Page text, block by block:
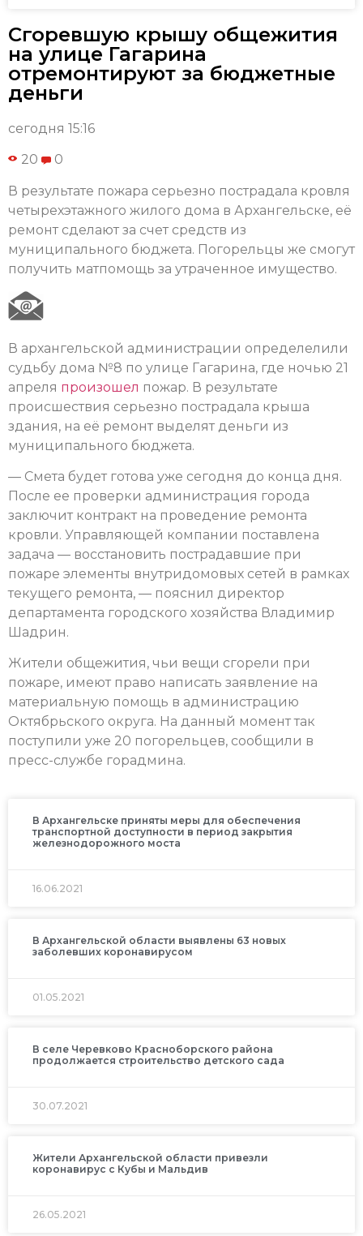
Сгоревшую крышу общежития
на улице Гагарина
отремонтируют за бюджетные
деньги
сегодня 15:16
20 0
В результате пожара серьезно пострадала кровля
четырехэтажного жилого дома в Архангельске, её
ремонт сделают за счет средств из
муниципального бюджета. Погорельцы же смогут
получить матпомощь за утраченное имущество.
В архангельской администрации определелили
судьбу дома №8 по улице Гагарина, где ночью 21
апреля произошел пожар. В результате
происшествия серьезно пострадала крыша
здания, на её ремонт выделят деньги из
муниципального бюджета.
— Смета будет готова уже сегодня до конца дня.
После ее проверки администрация города
заключит контракт на проведение ремонта
кровли. Управляющей компании поставлена
задача — восстановить пострадавшие при
пожаре элементы внутридомовых сетей в рамках
текущего ремонта, — пояснил директор
департамента городского хозяйства Владимир
Шадрин.
Жители общежития, чьи вещи сгорели при
пожаре, имеют право написать заявление на
материальную помощь в администрацию
Октябрьского округа. На данный момент так
поступили уже 20 погорельцев, сообщили в
пресс-службе горадмина.
В Архангельске приняты меры для обеспечения
транспортной доступности в период закрытия
железнодорожного моста
16.06.2021
В Архангельской области выявлены 63 новых
заболевших коронавирусом
01.05.2021
В селе Черевково Красноборского района
продолжается строительство детского сада
30.07.2021
Жители Архангельской области привезли
коронавирус с Кубы и Мальдив
26.05.2021